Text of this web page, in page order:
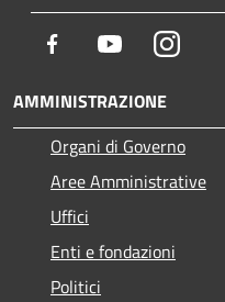
Facebook Youtube
AMMINISTRAZIONE
Organi di Governo
Aree Amministrative
Uffici
Enti e fondazioni
Politici